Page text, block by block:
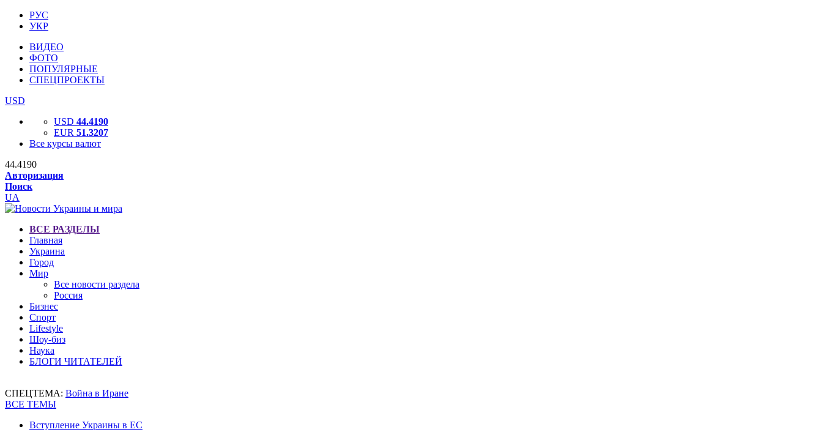
РУС
УКР
ВИДЕО
ФОТО
ПОПУЛЯРНЫЕ
СПЕЦПРОЕКТЫ
USD
USD 44.4190
EUR 51.3207
Все курсы валют
44.4190
Авторизация
Поиск
UA
ВСЕ РАЗДЕЛЫ
Главная
Украина
Город
Мир
Все новости раздела
Россия
Бизнес
Спорт
Lifestyle
Шоу-биз
Наука
БЛОГИ ЧИТАТЕЛЕЙ
СПЕЦТЕМА: Война в Иране
ВСЕ ТЕМЫ
Вступление Украины в ЕС